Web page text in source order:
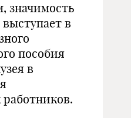
значимость
в
пособия
в